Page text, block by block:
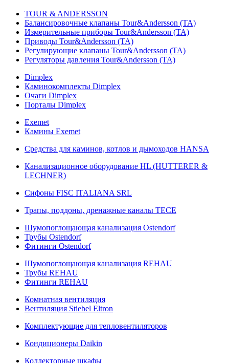
TOUR & ANDERSSON
Балансировочные клапаны Tour&Andersson (TA)
Измерительные приборы Tour&Andersson (TA)
Приводы Tour&Andersson (TA)
Регулирующие клапаны Tour&Andersson (TA)
Регуляторы давления Tour&Andersson (TA)
Dimplex
Каминокомплекты Dimplex
Очаги Dimplex
Порталы Dimplex
Exemet
Камины Exemet
Средства для каминов, котлов и дымоходов HANSA
Канализационное оборудование HL (HUTTERER &
LECHNER)
Сифоны FISC ITALIANA SRL
Трапы, поддоны, дренажные каналы TECE
Шумопоглощающая канализация Ostendorf
Трубы Ostendorf
Фитинги Ostendorf
Шумопоглощающая канализация REHAU
Трубы REHAU
Фитинги REHAU
Комнатная вентиляция
Вентиляция Stiebel Eltron
Комплектующие для тепловентиляторов
Кондиционеры Daikin
Коллекторные шкафы